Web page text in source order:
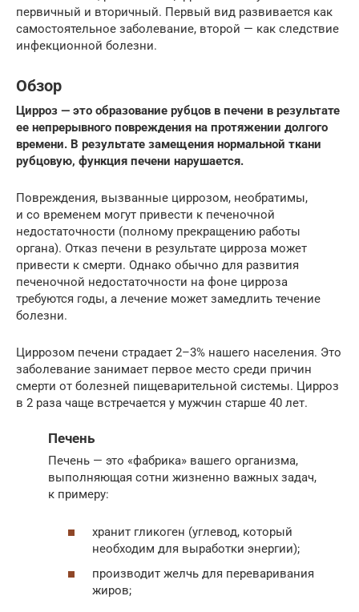
первичный и вторичный. Первый вид развивается как
самостоятельное заболевание, второй — как следствие
инфекционной болезни.
Обзор
Цирроз — это образование рубцов в печени в результате
ее непрерывного повреждения на протяжении долгого
времени. В результате замещения нормальной ткани
рубцовую, функция печени нарушается.
Повреждения, вызванные циррозом, необратимы,
и со временем могут привести к печеночной
недостаточности (полному прекращению работы
органа). Отказ печени в результате цирроза может
привести к смерти. Однако обычно для развития
печеночной недостаточности на фоне цирроза
требуются годы, а лечение может замедлить течение
болезни.
Циррозом печени страдает 2–3% нашего населения. Это
заболевание занимает первое место среди причин
смерти от болезней пищеварительной системы. Цирроз
в 2 раза чаще встречается у мужчин старше 40 лет.
Печень
Печень — это «фабрика» вашего организма,
выполняющая сотни жизненно важных задач,
к примеру:
хранит гликоген (углевод, который
необходим для выработки энергии);
производит желчь для переваривания
жиров;